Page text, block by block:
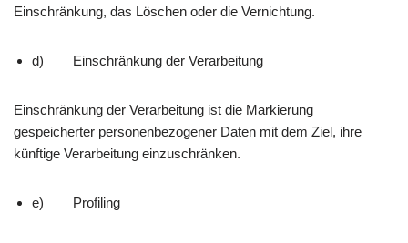
Einschränkung, das Löschen oder die Vernichtung.
d) Einschränkung der Verarbeitung
Einschränkung der Verarbeitung ist die Markierung
gespeicherter personenbezogener Daten mit dem Ziel, ihre
künftige Verarbeitung einzuschränken.
e) Profiling